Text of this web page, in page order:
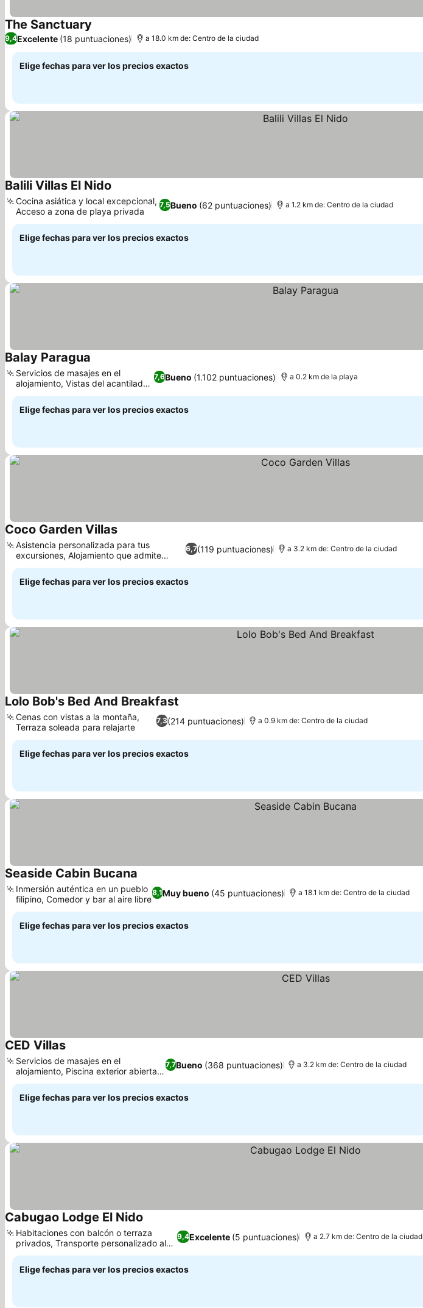
The Sanctuary Ver precios
9,4Excelente (18 puntuaciones) a 18.0 km de: Centro de la ciudad
Elige fechas para ver los precios exactos
Balili Villas El Nido
7,5Bueno (62 puntuaciones)
Cocina asiática y local excepcional,
Acceso a zona de playa privada
a 1.2 km de: Centro de la ciudad
Elige fechas para ver los precios exactos
Balay Paragua
7,6Bueno (1.102 puntuaciones)
Servicios de masajes en el
alojamiento, Vistas del acantilado
Taraw
a 0.2 km de la playa
Elige fechas para ver los precios exactos
Coco Garden VillasVer precios
6,7(119 puntuaciones)
Asistencia personalizada para tus
excursiones, Alojamiento que admite
mascotas
a 3.2 km de: Centro de la ciudad
Elige fechas para ver los precios exactos
Lolo Bob's Bed And Breakfast
7,3(214 puntuaciones)
Cenas con vistas a la montaña,
Terraza soleada para relajarte
a 0.9 km de: Centro de la ciudad
Elige fechas para ver los precios exactos
Seaside Cabin Bucana
8,1Muy bueno (45 puntuaciones)
Inmersión auténtica en un pueblo
filipino, Comedor y bar al aire libre
a 18.1 km de: Centro de la ciudad
Elige fechas para ver los precios exactos
CED VillasVer precios
7,7Bueno (368 puntuaciones)
Servicios de masajes en el
alojamiento, Piscina exterior abierta
todo el año
a 3.2 km de: Centro de la ciudad
Elige fechas para ver los precios exactos
Cabugao Lodge El Nido
9,4Excelente (5 puntuaciones)
Habitaciones con balcón o terraza
privados, Transporte personalizado al
aeropuerto
a 2.7 km de: Centro de la ciudad
Elige fechas para ver los precios exactos